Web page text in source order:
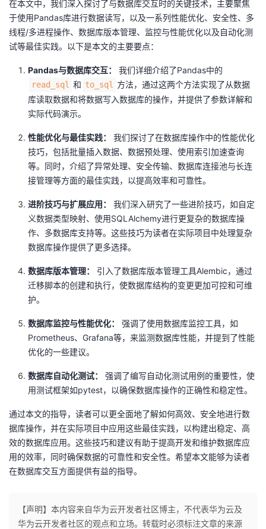
在本文中，我们深入探讨了与数据库交互时的关键技术，主要聚焦
于使用Pandas库进行数据读写，以及一系列性能优化、安全性、多
线程/多进程操作、数据库版本管理、监控与性能优化以及自动化测
试等最佳实践。以下是本文的主要要点：
Pandas与数据库交互： 我们详细介绍了Pandas中的
read_sql 和 to_sql
方法，通过这两个方法实现了从数据
库读取数据和将数据写入数据库的操作，并提供了参数详解和
实际代码演示。
性能优化与最佳实践：
我们探讨了在数据库操作中的性能优化
技巧，包括批量插入数据、数据预处理、使用索引加速查询
等。同时，介绍了异常处理、安全传输、数据库连接池与长连
接管理等方面的最佳实践，以提高效率和可靠性。
进阶技巧与扩展应用：
我们深入研究了一些进阶技巧，如自定
义数据类型映射、使用SQLAlchemy进行更复杂的数据库操
作、多数据库支持等。这些技巧为读者在实际项目中处理复杂
数据库操作提供了更多选择。
数据库版本管理：
引入了数据库版本管理工具Alembic，通过
迁移脚本的创建和执行，使数据库结构的变更更加可控和可维
护。
数据库监控与性能优化：
强调了使用数据库监控工具，如
Prometheus、Grafana等，来监测数据库性能，并提到了性能
优化的一些建议。
数据库自动化测试：
强调了编写自动化测试用例的重要性，使
用测试框架如pytest，以确保数据库操作的正确性和稳定性。
通过本文的指导，读者可以更全面地了解如何高效、安全地进行数
据库操作，并在实际项目中应用这些最佳实践，以构建出稳定、高
效的数据库应用。这些技巧和建议有助于提高开发和维护数据库应
用的效率，同时确保数据的可靠性和安全性。希望本文能够为读者
在数据库交互方面提供有益的指导。
【声明】本内容来自华为云开发者社区博主，不代表华为云及
华为云开发者社区的观点和立场。转载时必须标注文章的来源